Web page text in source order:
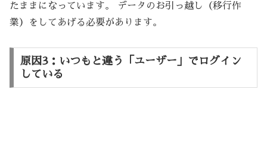
たままになっています。 データのお引っ越し（移行作
業）をしてあげる必要があります。
原因3：いつもと違う「ユーザー」でログイン
している